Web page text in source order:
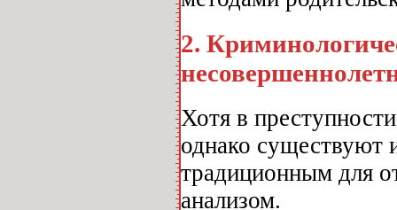
2.
Хотя в
однако существуют
традиционным для
анализом.